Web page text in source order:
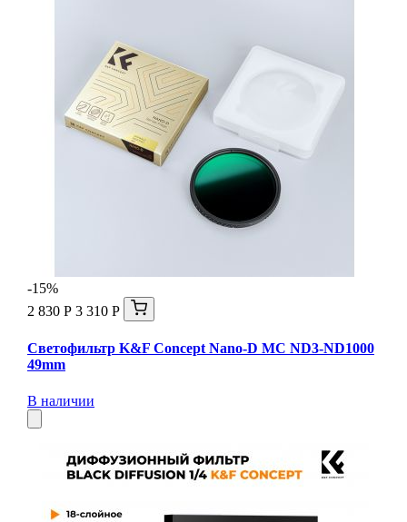
-15%
2 830 Р 3 310 Р
Светофильтр K&F Concept Nano-D MC ND3-ND1000
49mm
В наличии